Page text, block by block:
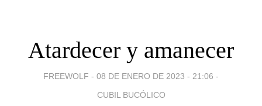
Atardecer y amanecer
FREEWOLF - 08 DE ENERO DE 2023 - 21:06 -
CUBIL BUCÓLICO